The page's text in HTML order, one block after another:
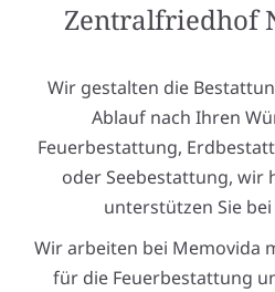
Zentralfriedhof
Wir gestalten die
Ablauf nach Ihren
Feuerbestattung,
oder Seebestattung, wir
unterstützen Sie
Wir arbeiten bei Memovida
für die Feuerbestattung